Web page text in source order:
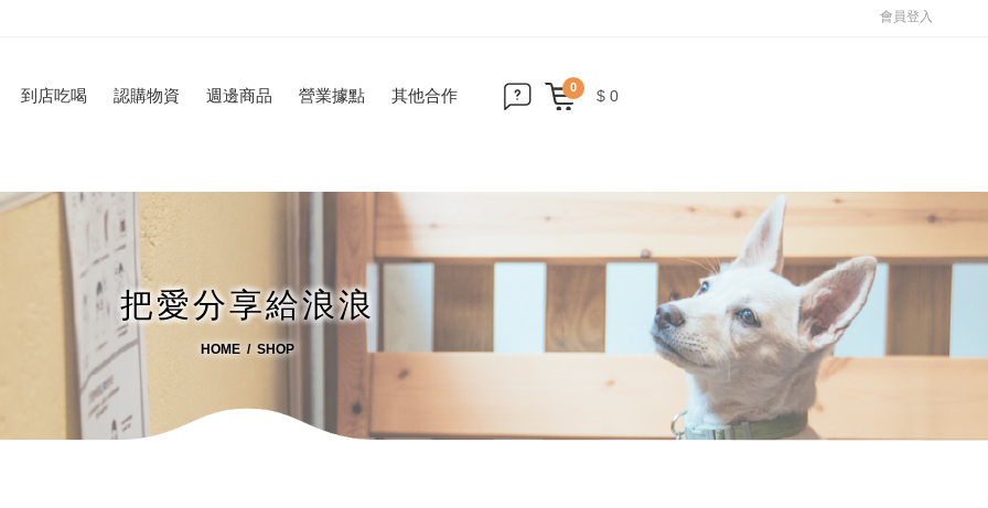
會員登入
到店吃喝 認購物資 週邊商品 營業據點 其他合作 0 $ 0
把愛分享給浪浪
HOME SHOP